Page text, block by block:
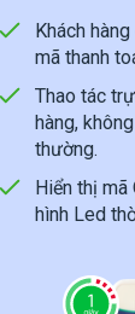
Khách
mã thanh
Thao tác
hàng,
thường.
Hiển thị mã
hình Led